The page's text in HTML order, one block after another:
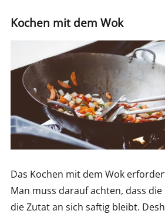
Kochen mit dem Wok
Das Kochen mit dem Wok
Man muss darauf achten, dass
die Zutat an sich saftig bleibt.